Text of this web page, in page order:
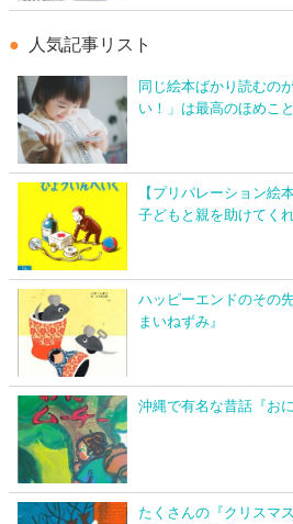
人気記事リスト
同じ絵本ばかり読むの
い！」は最高のほめこ
【プリパレーション絵
子どもと親を助けてく
ハッピーエンドのその
まいねずみ』
沖縄で有名な昔話『お
たくさんの『クリスマ